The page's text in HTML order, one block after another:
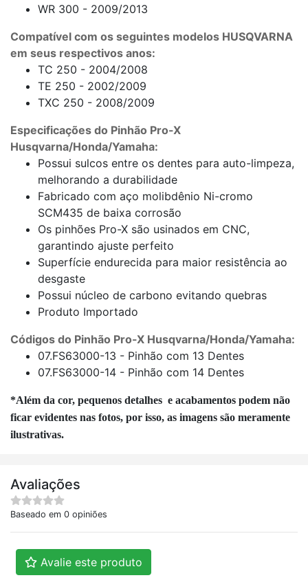
WR 300 - 2009/2013
Compatível com os seguintes modelos HUSQVARNA
em seus respectivos anos:
TC 250 - 2004/2008
TE 250 - 2002/2009
TXC 250 - 2008/2009
Especificações do Pinhão Pro-X
Husqvarna/Honda/Yamaha:
Possui sulcos entre os dentes para auto-limpeza,
melhorando a durabilidade
Fabricado com aço molibdênio Ni-cromo
SCM435 de baixa corrosão
Os pinhões Pro-X são usinados em CNC,
garantindo ajuste perfeito
Superfície endurecida para maior resistência ao
desgaste
Possui núcleo de carbono evitando quebras
Produto Importado
Códigos do Pinhão Pro-X Husqvarna/Honda/Yamaha:
07.FS63000-13 - Pinhão com 13 Dentes
07.FS63000-14 - Pinhão com 14 Dentes
*Além da cor, pequenos detalhes e acabamentos podem não
ficar evidentes nas fotos, por isso, as imagens são meramente
ilustrativas.
Avaliações
Baseado em 0 opiniões
Avalie este produto